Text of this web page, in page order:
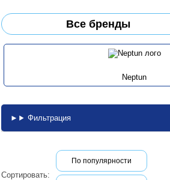
Все бренды
Neptun
Фильтрация
Сортировать:
По популярности